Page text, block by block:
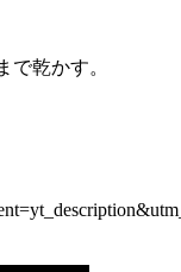
乾かす。